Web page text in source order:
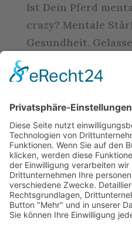
Ist Dein Pferd
crazy? Mentale
Gesundheit.
Bemer und ebenso
Mit Angeboten wie
und einem
Schreck-Training
Selbstvertrauen